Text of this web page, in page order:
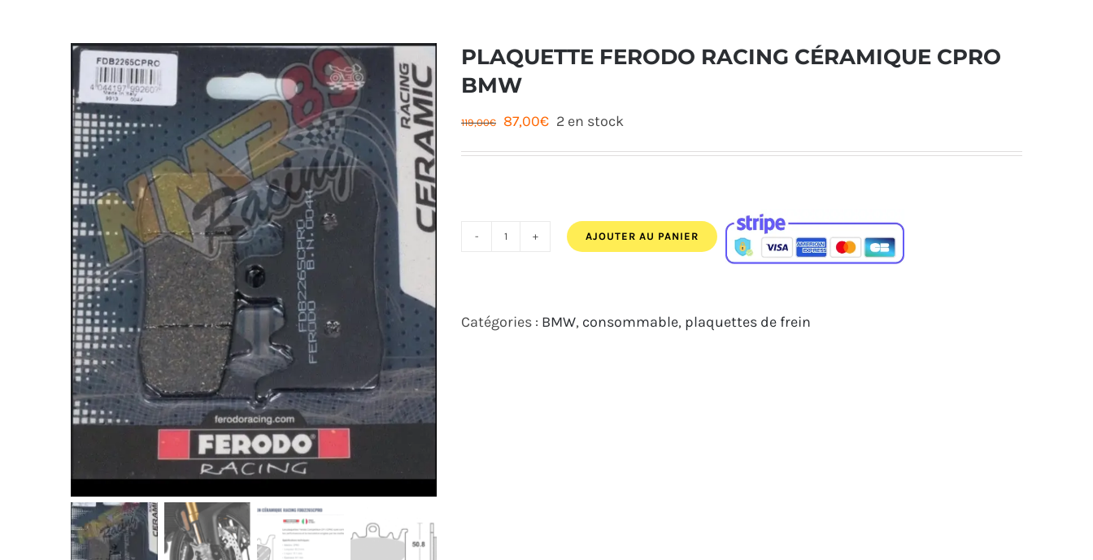
PLAQUETTE FERODO RACING CÉRAMIQUE CPRO
BMW
119,00€
Le
87,00€Le
87,00€.
2 en stock
quantité
FERODO RACING
AJOUTER AU PANIER
Catégories : BMW consommable plaquettes de frein